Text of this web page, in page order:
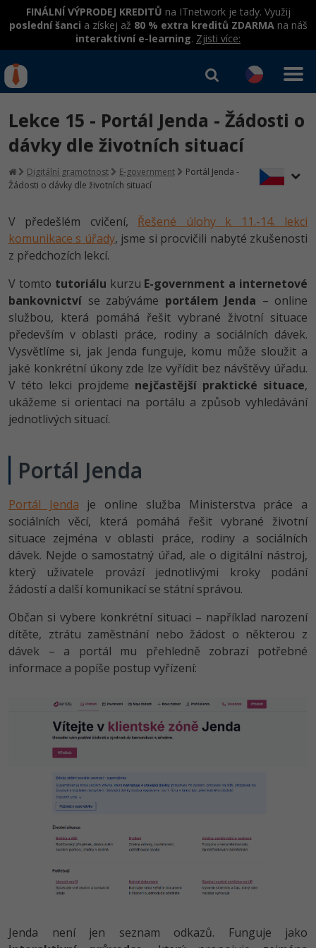
FINÁLNÍ VÝPRODEJ KREDITŮ na ITnetwork je tady. Využij
poslední šanci a získej až 80 % extra kreditů ZDARMAna náš
interaktivní e-learning. Zjisti více:
Rekvalifikace a kurzy
hrazené úřadem práce
Workshopy zdarma
Datová analýza v praxi
Školení
Základy programování
Umělá inteligence
HTML5, CSS3, Bootstrap, SEO
SQL a databáze
Testování a verzování
React
Spring
ASP.NET MVC
Django
Školení dle technologií
C# .NET
Java
PHP
JavaScript
Python
UML a návrhové vzory
MySQL/MariaDB
MS-SQL
SQLite
Kurzy IT profesí
Junior programátor
Programátor WWW aplikací
Senior programátor
Front-end developer
Vývojář mobilních aplikací
Specialista na AI a bigdata
C# Game developer
Webdesigner
Grafik / UX/UI návrhář
3D grafik
Projektový manažer
Databázový analytik
Copywriter
SEO specialista
Jak začít?
Java -80%
C#.NET -80%
Python -80%
JavaScript -80%
PHP -80%
C++ -80%
Swift
C -80%
VB.NET
SQL
Návrh SW -80%
Algoritmy -41%
Pro děti
Více
Fórum
Kurzy e-commerce
Datová analýza
Digitální gramotnost
Marketing -30%
WordPress
-30%
UX
Business
Kryptoměny -25%
Copywriting -30%
MS Office -80%
Google Dokumenty
Time management
Linux
Sítě
Kybernetická bezpečnost
Elektronický podpis
HTML/CSS
Příběhy absolventů
Přihlásit se |Registrovat
Lekce 15 - Portál Jenda - Žádosti o
dávky dle životních situací
Digitální gramotnost E-government
Portál Jenda -
Žádosti o dávky dle životních situací
V předešlém cvičení, Řešené úlohy k 11.-14. lekci
komunikace s úřady, jsme si procvičili nabyté zkušenosti
z předchozích lekcí.
V tomto tutoriálu kurzu E-government a internetové
bankovnictví se zabýváme portálem Jenda – online
službou, která pomáhá řešit vybrané životní situace
především v oblasti práce, rodiny a sociálních dávek.
Vysvětlíme si, jak Jenda funguje, komu může sloužit a
jaké konkrétní úkony zde lze vyřídit bez návštěvy úřadu.
V této lekci projdeme nejčastější praktické situace,
ukážeme si orientaci na portálu a způsob vyhledávání
jednotlivých situací.
Portál Jenda
Portál Jenda je online služba Ministerstva práce a
sociálních věcí, která pomáhá řešit vybrané životní
situace zejména v oblasti práce, rodiny a sociálních
dávek. Nejde o samostatný úřad, ale o digitální nástroj,
který uživatele provází jednotlivými kroky podání
žádostí a další komunikací se státní správou.
Občan si vybere konkrétní situaci – například narození
dítěte, ztrátu zaměstnání nebo žádost o některou z
dávek – a portál mu přehledně zobrazí potřebné
informace a popíše postup vyřízení:
Jenda není jen seznam odkazů. Funguje jako